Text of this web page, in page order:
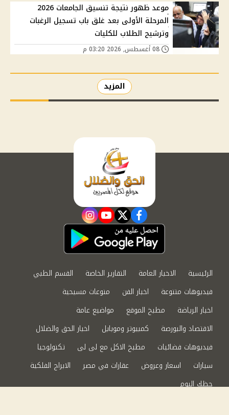
موعد ظهور نتيجة تنسيق الجامعات 2026
المرحلة الأولى بعد غلق باب تسجيل الرغبات
وترشيح الطلاب للكليات
المزيد
facebook
twitter
youtube
instagram
الرئيسية الاخبار العامة التقارير الخاصة
القسم الطبي
فيديوهات متنوعة
اخبار الفن
منوعات مسيحية
اخبار الرياضة
مطبخ الموقع
مواضيع عامة
الاقتصاد والبورصة
كمبيوتر وموبايل
اخبار الحق والضلال
فيديوهات فضائيات
مطبخ الاكل مع لى لى
تكنولوجيا
سيارات
اسعار وعروض عقارات في مصر
الابراج الفلكية
حظك اليوم